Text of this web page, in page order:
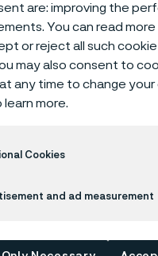
klimatmål
att en extern
av
are: improving the
You can read
or reject all such
may also consent to
any time to change your
learn more.
Cookies
and ad measurement